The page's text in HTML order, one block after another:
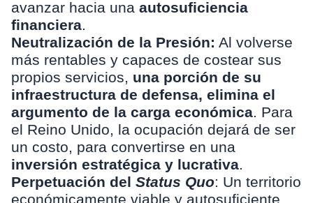
avanzar hacia una autosuficiencia
financiera.
Neutralización de la Presión: Al volverse
más rentables y capaces de costear sus
propios servicios, una porción de su
infraestructura de defensa, elimina el
argumento de la carga económica. Para
el Reino Unido, la ocupación dejará de ser
un costo, para convertirse en una
inversión estratégica y lucrativa.
Perpetuación del Status Quo: Un territorio
económicamente viable y autosuficiente